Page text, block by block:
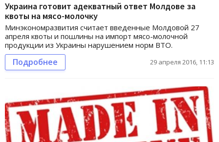
Украина готовит адекватный ответ Молдове за
квоты на мясо-молочку
Минэкономразвития считает введенные Молдовой 27
апреля квоты и пошлины на импорт мясо-молочной
продукции из Украины нарушением норм ВТО.
Подробнее 29 апреля 2016, 11:13